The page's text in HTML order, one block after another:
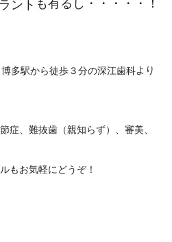
ント も有るし・・・・・！
博多駅から徒歩３分の深江歯科より
症、難抜歯（親知らず）、審美、
もお気軽にどうぞ！